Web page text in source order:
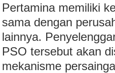
Pertamina memiliki
sama dengan
lainnya.
PSO tersebut akan
mekanisme